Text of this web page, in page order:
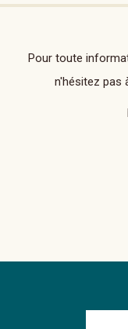
Pour toute
n'hésitez pas